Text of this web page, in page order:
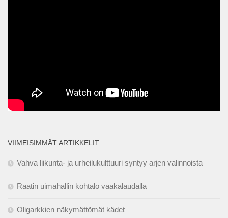
VIIMEISIMMÄT ARTIKKELIT
Vahva liikunta- ja urheilukulttuuri syntyy arjen valinnoista
Raatin uimahallin kohtalo vaakalaudalla
Oligarkkien näkymättömät kädet